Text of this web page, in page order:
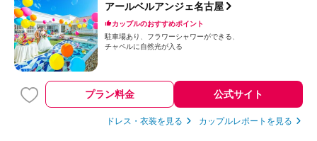
アールベルアンジェ名古屋
カップルのおすすめポイント
駐車場あり
フラワーシャワーができる
チャペルに自然光が入る
プラン料金 公式サイト
ドレス・衣装を見る カップルレポートを見る